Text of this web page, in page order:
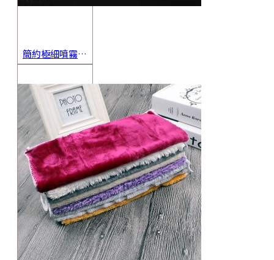
簡約極細噴霧瓶 旅行分裝瓶 保養品分裝 酒精噴霧瓶 小噴壺 香水瓶 隨身瓶